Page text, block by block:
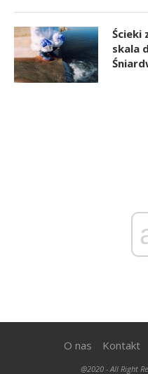
Ścieki
skala
O nas Kontakt
@2020 - All Right